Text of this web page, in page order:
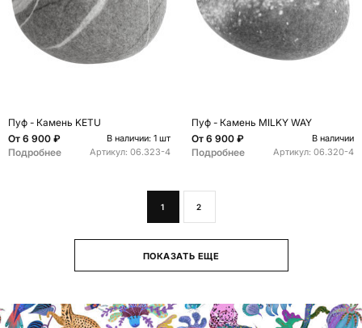
Пуф - Камень KETU
От 6 900 ₽ В наличии: 1 шт
Подробнее Артикул: 06.323-4
Пуф - Камень MILKY WAY
От 6 900 ₽ В наличии
Подробнее Артикул: 06.320-4
1 2
ПОКАЗАТЬ ЕЩЕ